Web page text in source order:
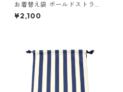
お着替え袋 ボールドストライ
プ×ピンク 85-73051-2
¥2,100